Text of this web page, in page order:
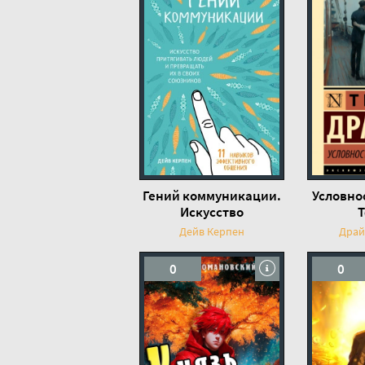
Гений коммуникации.
Искусство
притягивать людей и
своих союзников. 11
навыков эффек - Дейв
Керпен
Дейв Керпен
0 0